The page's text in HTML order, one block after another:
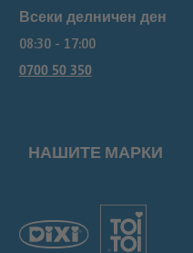
Всеки делничен ден
08:30 - 17:00
0700 50 350
НАШИТЕ МАРКИ